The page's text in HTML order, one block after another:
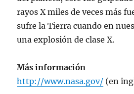
rayos X miles de veces más
sufre la Tierra cuando en
una explosión de clase X.
Más información
http://www.nasa.gov/ (en